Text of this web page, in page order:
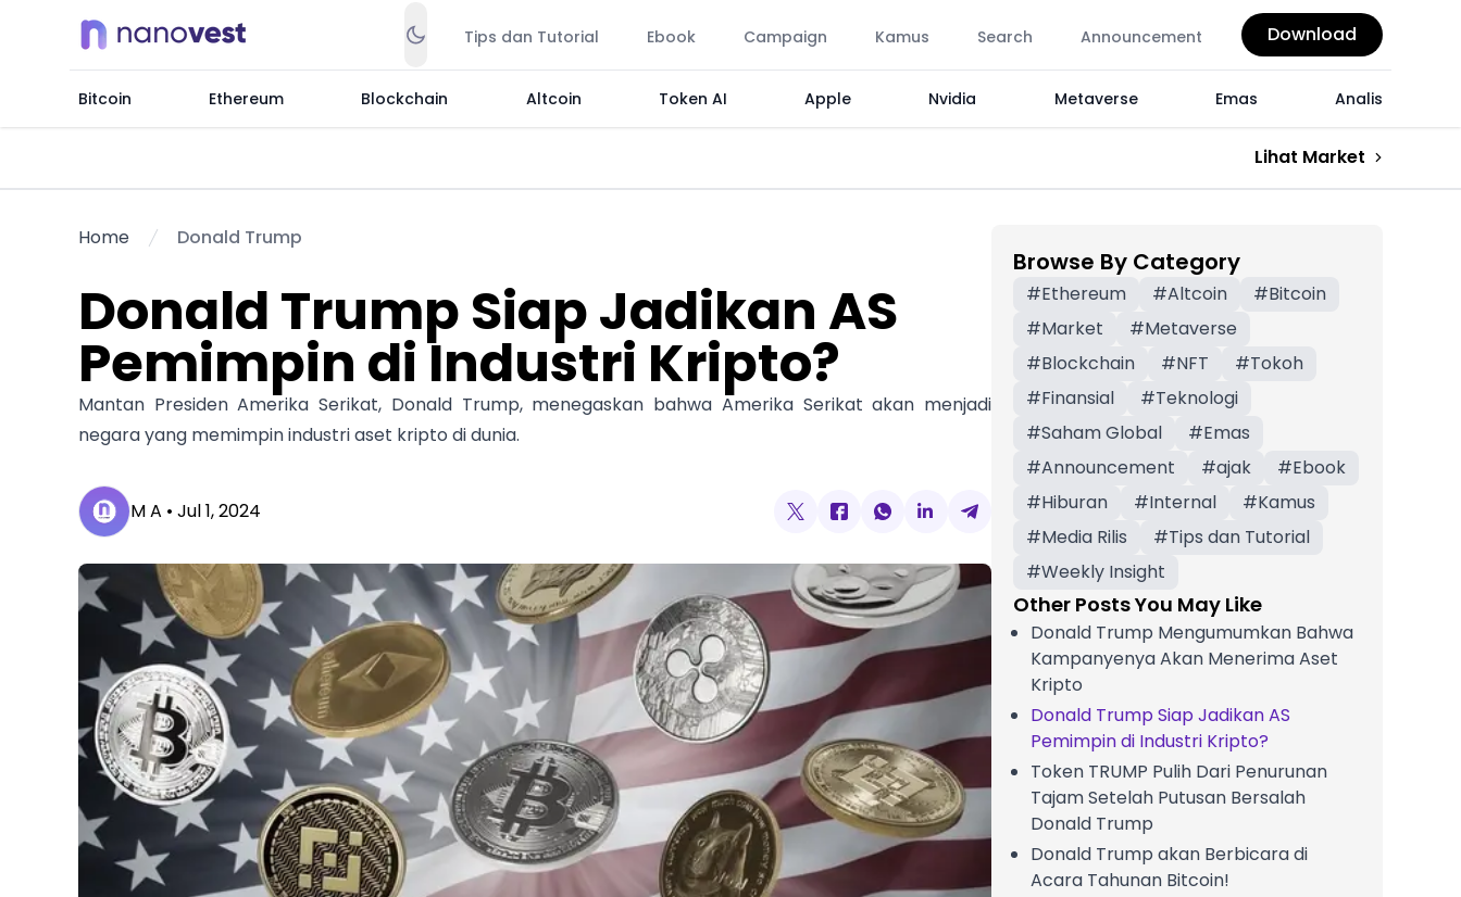
Tips dan Tutorial Ebook Campaign Kamus Search Announcement Download
Bitcoin Ethereum Blockchain Altcoin Token AI Apple Nvidia Metaverse Emas Analis
Lihat Market
Home Donald Trump
Donald Trump Siap Jadikan AS
Pemimpin di Industri Kripto?
Mantan Presiden Amerika Serikat, Donald Trump, menegaskan bahwa Amerika Serikat akan menjadi
negara yang memimpin industri aset kripto di dunia.
M A • Jul 1, 2024
Browse By Category
#Ethereum #Altcoin #Bitcoin
#Market #Metaverse
#Blockchain #NFT #Tokoh
#Finansial #Teknologi
#Saham Global #Emas
#Announcement #ajak #Ebook
#Hiburan #Internal #Kamus
#Media Rilis #Tips dan Tutorial
#Weekly Insight
Other Posts You May Like
Donald Trump Mengumumkan Bahwa
Kampanyenya Akan Menerima Aset
Kripto
Donald Trump Siap Jadikan AS
Pemimpin di Industri Kripto?
Token TRUMP Pulih Dari Penurunan
Tajam Setelah Putusan Bersalah
Donald Trump
Donald Trump akan Berbicara di
Acara Tahunan Bitcoin!